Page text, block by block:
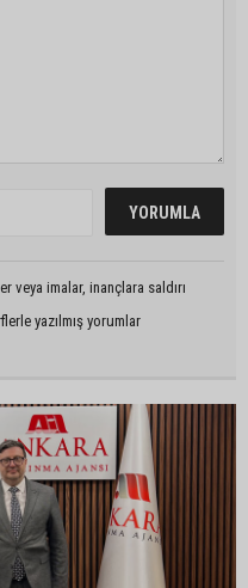
veya imalar, inançlara saldırı
yazılmış yorumlar